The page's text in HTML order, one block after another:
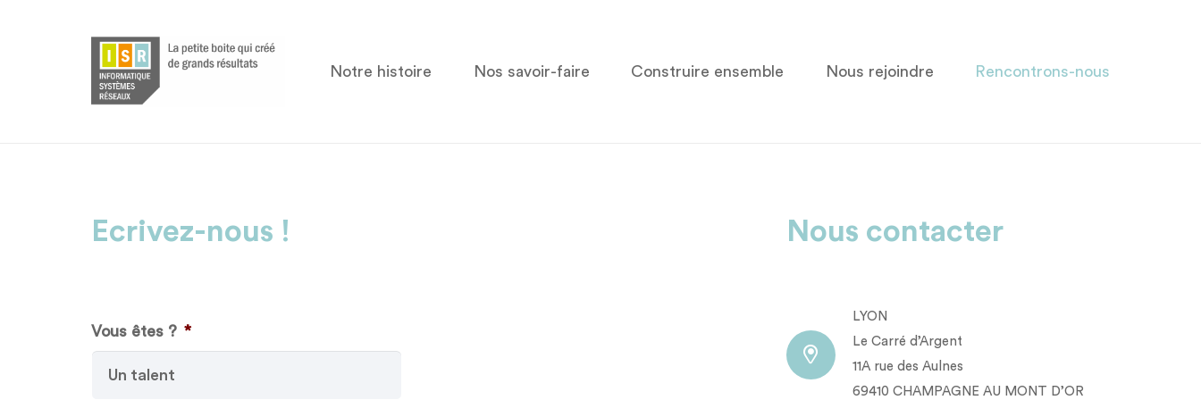
Notre histoire Nos savoir-faire Construire ensemble Nous rejoindre Rencontrons-nous
Ecrivez-nous !
Vous êtes ? *
Nous contacter
LYON
Le Carré d’Argent
11A rue des Aulnes
69410 CHAMPAGNE AU MONT D’OR